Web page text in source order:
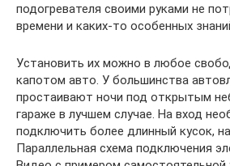
подогревателя своими руками не
времени и каких-то особенных
Установить их можно в любое
капотом авто. У большинства
простаивают ночи под открытым
гараже в лучшем случае. На вход
подключить более длинный кусок,
Параллельная схема подключения